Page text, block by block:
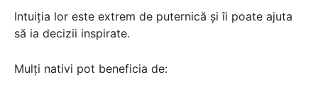
Intuiția lor este extrem de puternică și îi poate ajuta
să ia decizii inspirate.
Mulți nativi pot beneficia de: